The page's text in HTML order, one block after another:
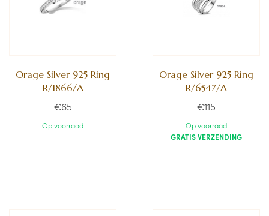
Orage Silver 925 Ring
R/1866/A
€65
Op voorraad
Orage Silver 925 Ring
R/6547/A
€115
Op voorraad
GRATIS VERZENDING